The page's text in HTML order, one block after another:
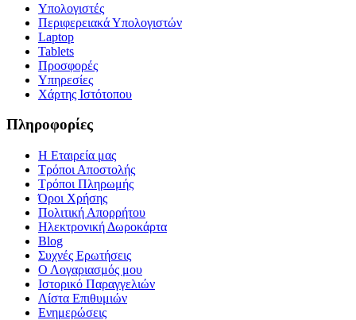
Υπολογιστές
Περιφερειακά Υπολογιστών
Laptop
Tablets
Προσφορές
Υπηρεσίες
Χάρτης Ιστότοπου
Πληροφορίες
Η Εταιρεία μας
Τρόποι Αποστολής
Τρόποι Πληρωμής
Όροι Χρήσης
Πολιτική Απορρήτου
Ηλεκτρονική Δωροκάρτα
Blog
Συχνές Ερωτήσεις
Ο Λογαριασμός μου
Ιστορικό Παραγγελιών
Λίστα Επιθυμιών
Ενημερώσεις